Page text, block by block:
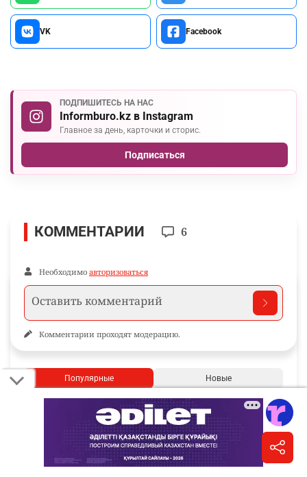
VK Facebook
ПОДПИШИТЕСЬ НА НАС
Informburo.kz в Instagram
Главное за день, карточки и сторис.
Подписаться
КОММЕНТАРИИ 6
Необходимо авторизоваться
Комментарии проходят модерацию.
Популярные Новые
Arman Hasanuli
1 день назад
Так из коровы их молоко или из порошка? Ни
слова о сырье.